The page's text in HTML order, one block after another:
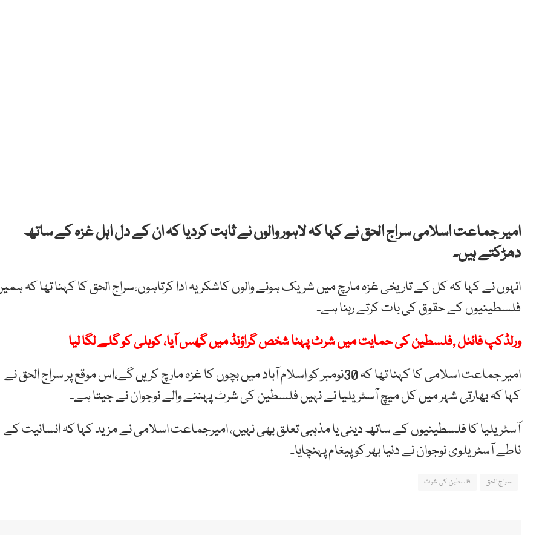
امیر جماعت اسلامی سراج الحق نے کہا کہ لاہور والوں نے ثابت کردیا کہ ان کے دل اہل غزہ کے ساتھ
دھڑکتے ہیں۔
انہوں نے کہا کہ کل کے تاریخی غزہ مارچ میں شریک ہونے والوں کاشکریہ ادا کرتاہوں،سراج الحق کا کہنا تھا کہ
فلسطینیوں کے حقوق کی بات کرتے رہنا ہے۔
ورلڈکپ فائنل ,فلسطین کی حمایت میں شرٹ پہنا شخص گراؤنڈ میں گھس آیا، کوہلی کو گلے لگا لیا
امیر جماعت اسلامی کا کہنا تھا کہ 30نومبر کو اسلام آباد میں بچوں کا غزہ مارچ کریں گے،اس موقع پر سراج الحق نے
کہا کہ بھارتی شہر میں کل میچ آسٹریلیا نے نہیں فلسطین کی شرٹ پہننے والے نوجوان نے جیتا ہے۔
آسٹریلیا کا فلسطینیوں کے ساتھ دینی یا مذہبی تعلق بھی نہیں، امیرجماعت اسلامی نے مزید کہا کہ انسانیت کے
ناطے آسٹریلوی نوجوان نے دنیا بھر کو پیغام پہنچایا۔
سراج الحق فلسطین کی شرٹ